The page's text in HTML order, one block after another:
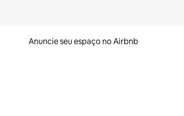
Anuncie seu espaço no Airbnb